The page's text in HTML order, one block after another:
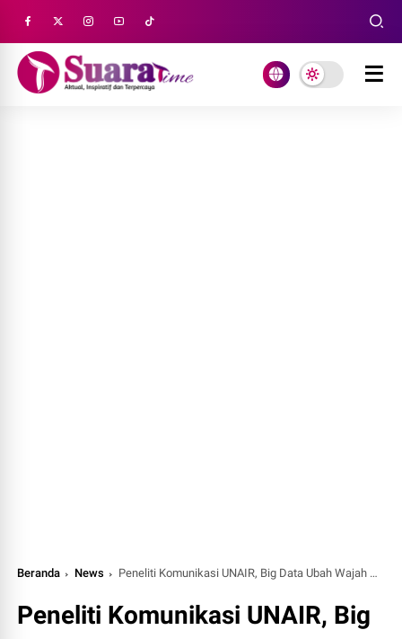
Beranda News Peneliti Komunikasi UNAIR, Big Data Ubah Wajah Humas Pemerintah, Tak Lagi Sekadar Kliping Berita
Peneliti Komunikasi UNAIR, Big